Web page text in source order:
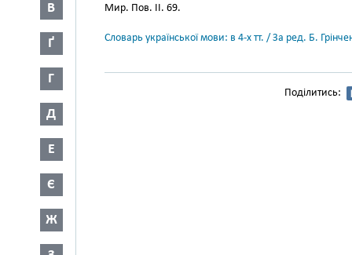
В
Ґ
Г
Д
Е
Є
Ж
Мир. Пов. II. 69.
Словарь української мови: в 4-х тт. / За ред. Б.
Поділитись: